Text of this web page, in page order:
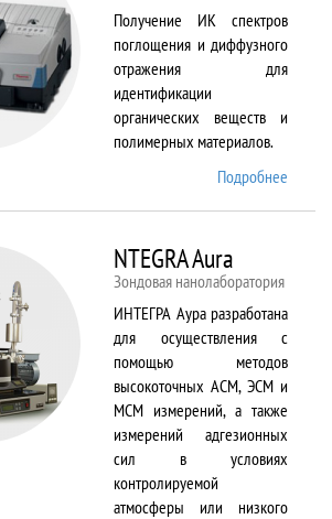
Получение ИК спектров
поглощения и диффузного
отражения для
идентификации
органических веществ и
полимерных материалов.
Подробнее
NTEGRA Aura
Зондовая нанолаборатория
ИНТЕГРА Аура разработана
для осуществления с
помощью методов
высокоточных АСМ, ЭСМ и
МСМ измерений, а также
измерений адгезионных
сил в условиях
контролируемой
атмосферы или низкого